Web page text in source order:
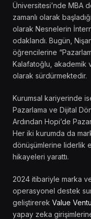
Üniversitesi’nde MBA
zamanlı olarak
olarak Nesnelerin
odaklandı. Bugün,
öğrencilerine
Kalafatoğlu, akademik
olarak sürdürmektedir.
Kurumsal kariyerinde
Pazarlama ve Dijital
Ardından Hopi’de
Her iki kurumda da
dönüşümlerine liderlik
hikayeleri yarattı.
2024 itibariyle marka
operasyonel destek
geliştirerek Value
yapay zeka